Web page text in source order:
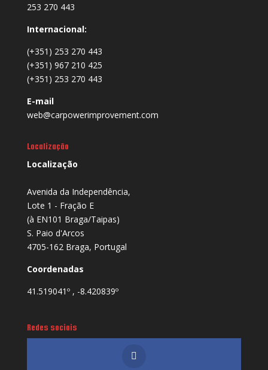
253 270 443
Internacional:
(+351) 253 270 443
(+351) 967 210 425
(+351) 253 270 443
E-mail
web@carpowerimprovement.com
Localização
Localização
Avenida da Independência,
Lote 1 - Fração E
(à EN101 Braga/Taipas)
S. Paio d'Arcos
4705-162 Braga, Portugal
Coordenadas
41.519041º , -8.420839º
Redes sociais